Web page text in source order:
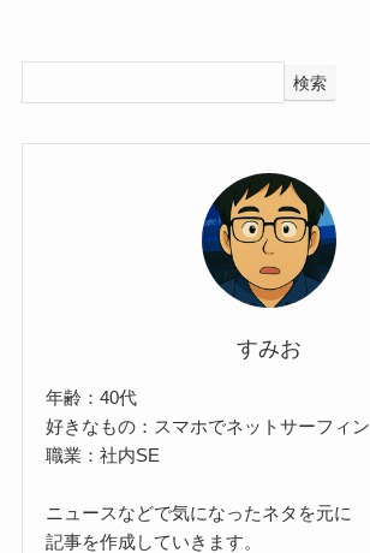
検索
すみお
年齢：40代
好きなもの：スマホでネットサーフィン
職業：社内SE
ニュースなどで気になったネタを元に
記事を作成していきます。